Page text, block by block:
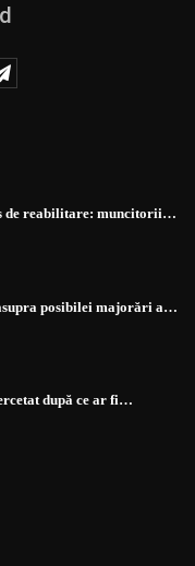
de reabilitare: muncitorii…
posibilei majorări a…
după ce ar fi…